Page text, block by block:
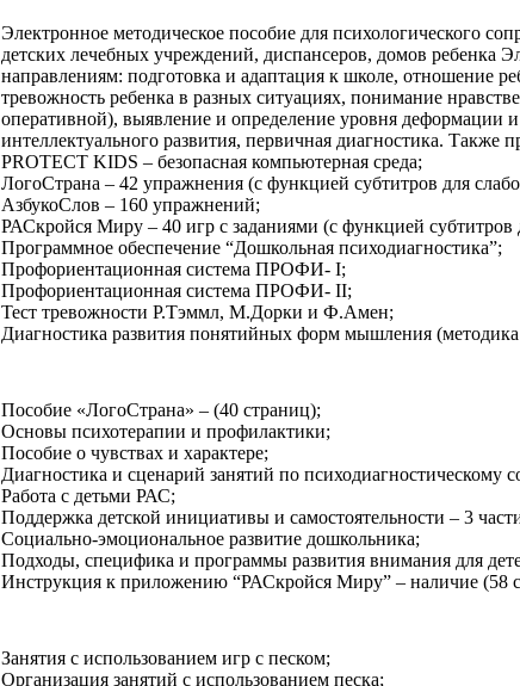
Электронное методическое пособие для психологического
детских лечебных учреждений, диспансеров, домов ребенка
направлениям: подготовка и адаптация к школе, отношение
тревожность ребенка в разных ситуациях, понимание
оперативной), выявление и определение уровня деформации
интеллектуального развития, первичная диагностика. Также
PROTECT KIDS – безопасная компьютерная среда;
ЛогоСтрана – 42 упражнения (с функцией субтитров для
АзбукоСлов – 160 упражнений;
РАСкройся Миру – 40 игр с заданиями (с функцией
Программное обеспечение “Дошкольная психодиагностика”;
Профориентационная система ПРОФИ- I;
Профориентационная система ПРОФИ- II;
Тест тревожности Р.Тэммл, М.Дорки и Ф.Амен;
Диагностика развития понятийных форм мышления
Пособие «ЛогоСтрана» – (40 страниц);
Основы психотерапии и профилактики;
Пособие о чувствах и характере;
Диагностика и сценарий занятий по психодиагностическому
Работа с детьми РАС;
Поддержка детской инициативы и самостоятельности – 3
Социально-эмоциональное развитие дошкольника;
Подходы, специфика и программы развития внимания для
Инструкция к приложению “РАСкройся Миру” – наличие (58
Занятия с использованием игр с песком;
Организация занятий с использованием песка;